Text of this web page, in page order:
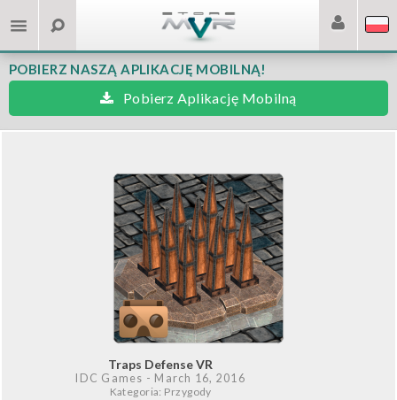
POBIERZ NASZĄ APLIKACJĘ MOBILNĄ!
Pobierz Aplikację Mobilną
Traps Defense VR
IDC Games - March 16, 2016
Kategoria: Przygody